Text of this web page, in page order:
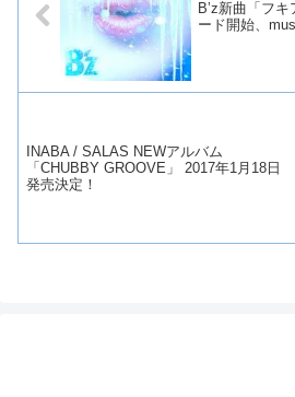
B’z新曲「フ
ード開始、
INABA / SALAS NEWアルバム
「CHUBBY GROOVE」 2017年1月18日
発売決定！